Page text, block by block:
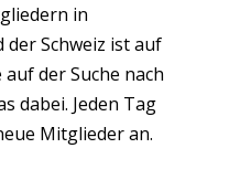
in
der Schweiz ist auf
der Suche nach
dabei. Jeden Tag
Mitglieder an.